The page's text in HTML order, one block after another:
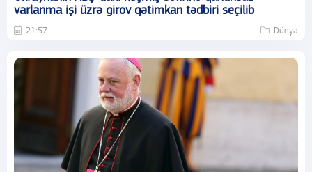
varlanma işi üzrə girov qətimkan tədbiri seçilib
21:57 Dünya